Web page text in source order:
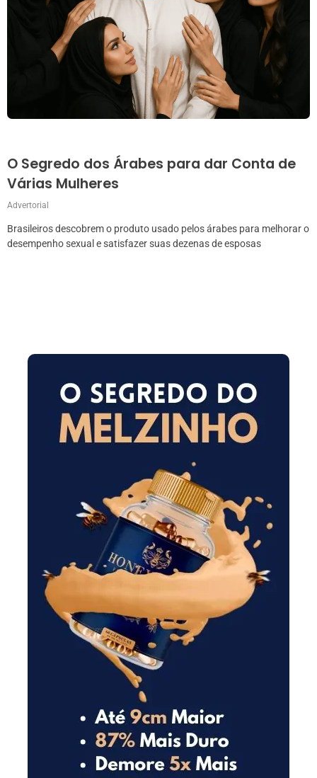
O Segredo dos Árabes para dar Conta de
Várias Mulheres
Advertorial
Brasileiros descobrem o produto usado pelos árabes para melhorar o
desempenho sexual e satisfazer suas dezenas de esposas